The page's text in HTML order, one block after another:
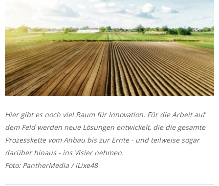
Hier gibt es noch viel Raum für Innovation. Für die Arbeit auf
dem Feld werden neue Lösungen entwickelt, die die gesamte
Prozesskette vom Anbau bis zur Ernte - und teilweise sogar
darüber hinaus - ins Visier nehmen.
Foto: PantherMedia / iLixe48